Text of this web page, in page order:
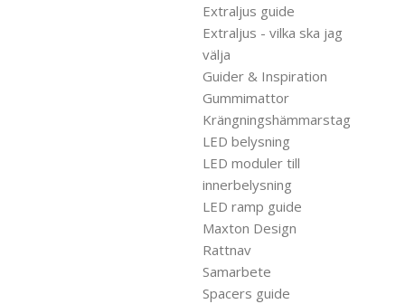
Extraljus guide
Extraljus - vilka ska jag
välja
Guider & Inspiration
Gummimattor
Krängningshämmarstag
LED belysning
LED moduler till
innerbelysning
LED ramp guide
Maxton Design
Rattnav
Samarbete
Spacers guide